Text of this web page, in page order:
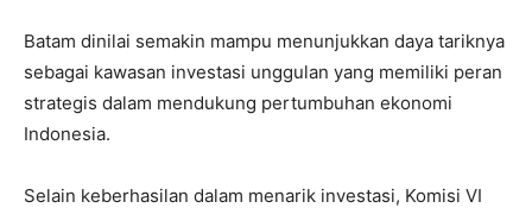
Batam dinilai semakin mampu menunjukkan daya tariknya
sebagai kawasan investasi unggulan yang memiliki peran
strategis dalam mendukung pertumbuhan ekonomi
Indonesia.
Selain keberhasilan dalam menarik investasi, Komisi VI